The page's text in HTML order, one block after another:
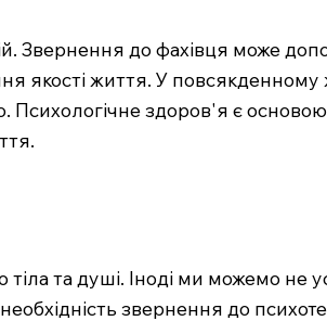
Звернення до фахівця може
якості життя. У
здоров'я є
та душі. Іноді ми можемо не
звернення до